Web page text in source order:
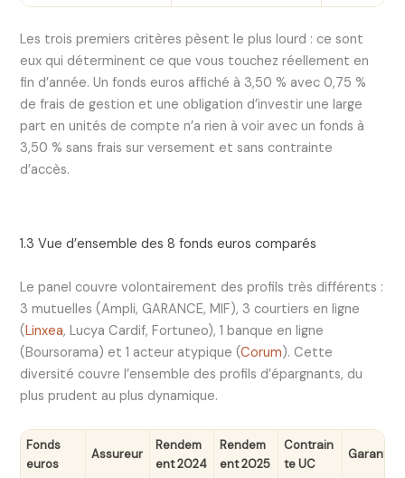
Les trois premiers critères pèsent le plus lourd : ce sont
eux qui déterminent ce que vous touchez réellement en
fin d’année. Un fonds euros affiché à 3,50 % avec 0,75 %
de frais de gestion et une obligation d’investir une large
part en unités de compte n’a rien à voir avec un fonds à
3,50 % sans frais sur versement et sans contrainte
d’accès.
1.3 Vue d’ensemble des 8 fonds euros comparés
Le panel couvre volontairement des profils très différents :
3 mutuelles (Ampli, GARANCE, MIF), 3 courtiers en ligne
(Linxea, Lucya Cardif, Fortuneo), 1 banque en ligne
(Boursorama) et 1 acteur atypique (Corum). Cette
diversité couvre l’ensemble des profils d’épargnants, du
plus prudent au plus dynamique.
Fonds
euros
Assureur
Rendem
ent 2024
Rendem
ent 2025
Contrain
te UC
Garantie